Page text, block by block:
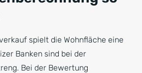
spielt die Wohnfläche eine
Banken sind bei der
Bei der Bewertung